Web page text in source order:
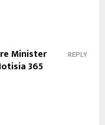
Minister
365
REPLY